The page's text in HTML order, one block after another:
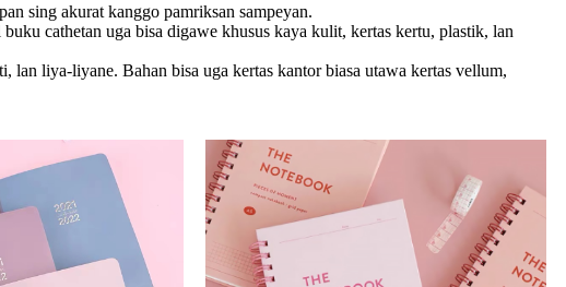
sing akurat kanggo pamriksan sampeyan.
cathetan uga bisa digawe khusus kaya kulit, kertas kertu, plastik, lan
lan liya-liyane. Bahan bisa uga kertas kantor biasa utawa kertas vellum,